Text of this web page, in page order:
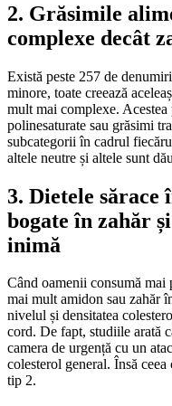
2. Grăsimile
complexe decât
Există peste 257 de
minore, toate creează
mult mai complexe. Acestea
polinesaturate sau grăsimi
subcategorii în cadrul
altele neutre și altele sunt
3. Dietele sărace
bogate în zahăr
inimă
Când oamenii consumă mai
mai mult amidon sau zahăr
nivelul și densitatea
cord. De fapt, studiile arată
camera de urgență cu un
colesterol general. Însă
tip 2.